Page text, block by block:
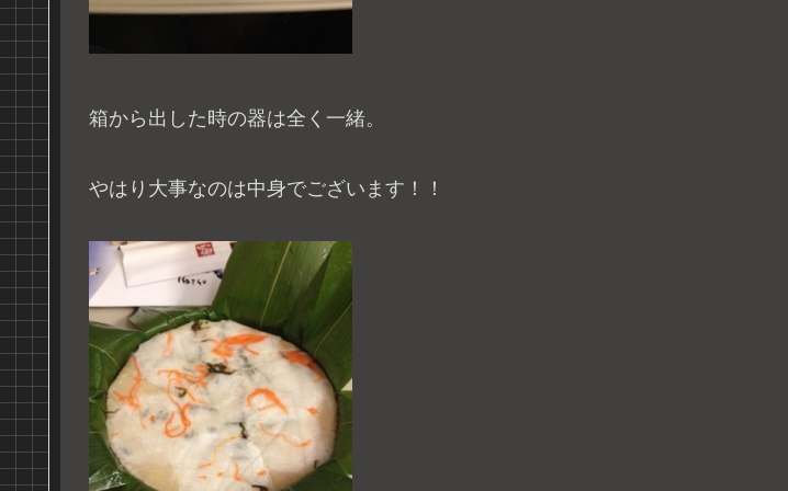
箱から出した時の器は全く一緒。
やはり大事なのは中身でございます！！